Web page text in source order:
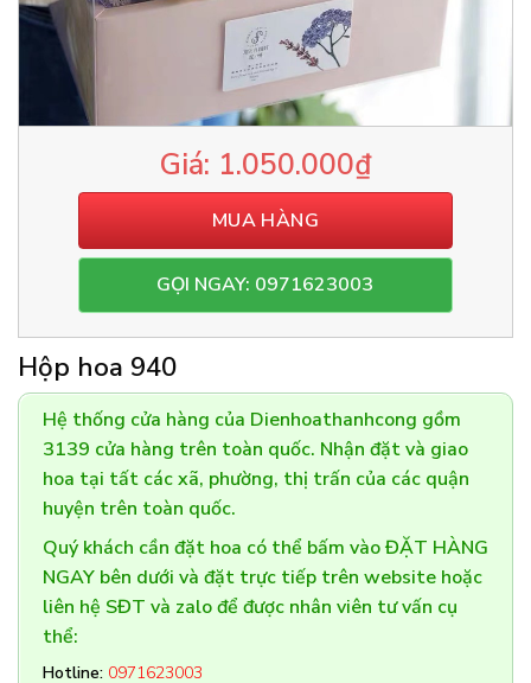
1.050.000₫
MUA HÀNG
GỌI NGAY: 0971623003
Hộp hoa 940
Hệ thống cửa hàng của Dienhoathanhcong gồm
3139 cửa hàng trên toàn quốc. Nhận đặt và giao
hoa tại tất các xã, phường, thị trấn của các quận
huyện trên toàn quốc.
Quý khách cần đặt hoa có thể bấm vào ĐẶT HÀNG
NGAY bên dưới và đặt trực tiếp trên website hoặc
liên hệ SĐT và zalo để được nhân viên tư vấn cụ
thể:
Hotline: 0971623003